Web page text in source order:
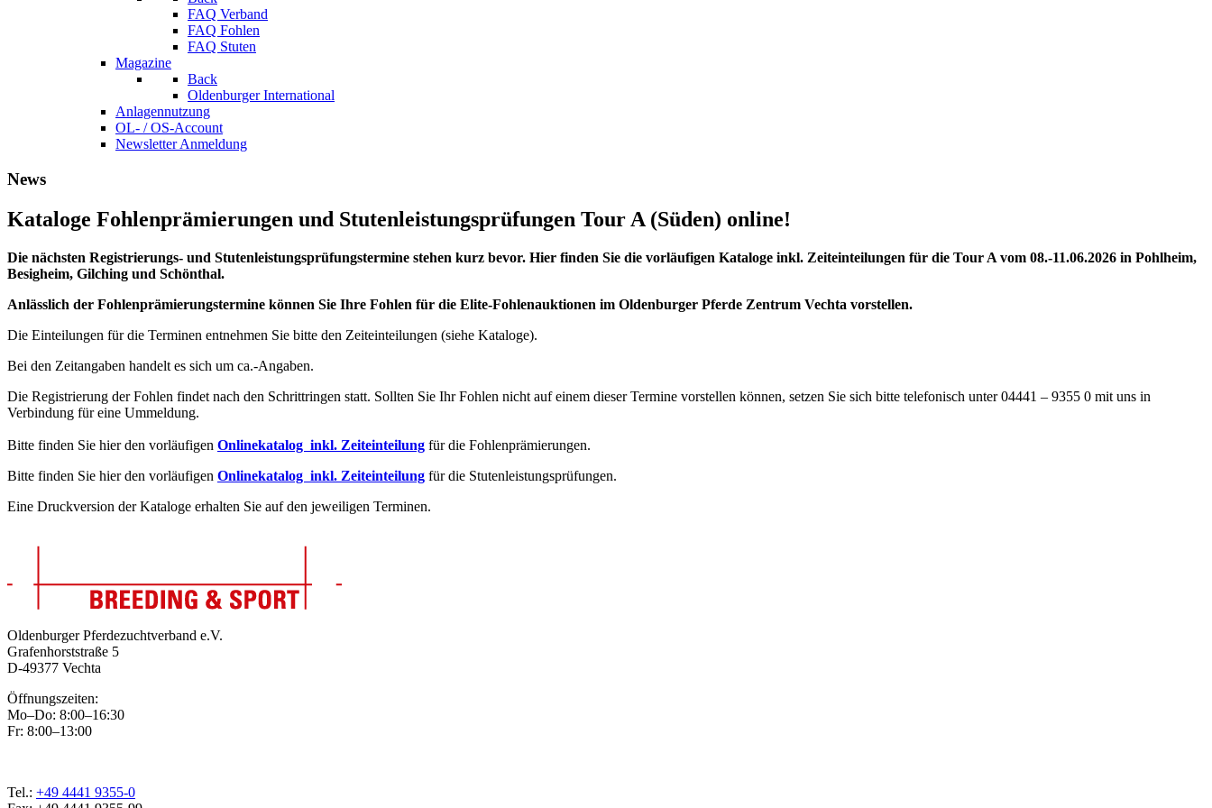
FAQ Verband
FAQ Fohlen
FAQ Stuten
Magazine
Back
Oldenburger International
Anlagennutzung
OL- / OS-Account
Newsletter Anmeldung
News
Kataloge Fohlenprämierungen und Stutenleistungsprüfungen Tour A (Süden) online!
Die nächsten Registrierungs- und Stutenleistungsprüfungstermine stehen kurz bevor. Hier finden Sie die vorläufigen Kataloge inkl. Zeiteinteilungen für die Tour A vom 08.-11.06.2026 in Pohlheim,
Besigheim, Gilching und Schönthal.
Anlässlich der Fohlenprämierungstermine können Sie Ihre Fohlen für die Elite-Fohlenauktionen im Oldenburger Pferde Zentrum Vechta vorstellen.
Die Einteilungen für die Terminen entnehmen Sie bitte den Zeiteinteilungen (siehe Kataloge).
Bei den Zeitangaben handelt es sich um ca.-Angaben.
Die Registrierung der Fohlen findet nach den Schrittringen statt. Sollten Sie Ihr Fohlen nicht auf einem dieser Termine vorstellen können, setzen Sie sich bitte telefonisch unter 04441 – 9355 0 mit uns in
Verbindung für eine Ummeldung.
Bitte finden Sie hier den vorläufigen Onlinekatalog inkl. Zeiteinteilung für die Fohlenprämierungen.
Bitte finden Sie hier den vorläufigen Onlinekatalog inkl. Zeiteinteilung für die Stutenleistungsprüfungen.
Eine Druckversion der Kataloge erhalten Sie auf den jeweiligen Terminen.
Oldenburger Pferdezuchtverband e.V.
Grafenhorststraße 5
D-49377 Vechta
Öffnungszeiten:
Mo–Do: 8:00–16:30
Fr: 8:00–13:00
Tel.: +49 4441 9355-0